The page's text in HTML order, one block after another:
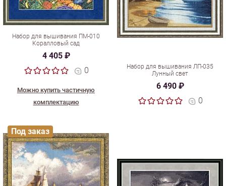
Набор для вышивания ПМ-010
Коралловый сад
4 405 ₽
0
Можно купить частичную
комплектацию
Набор для вышивания ЛП-035
Лунный свет
6 490 ₽
0
Под заказ